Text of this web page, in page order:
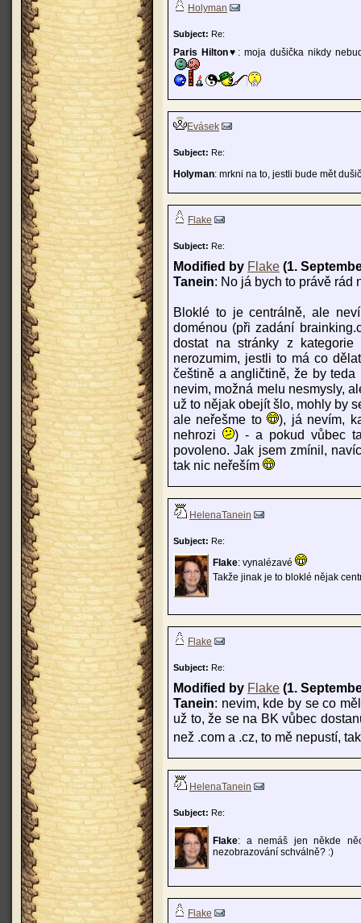
Holyman
Subject: Re:
Paris Hilton♥ : moja dušička nikdy
Evásek
Subject: Re:
Holyman: mrkni na to, jestli bude mět
Flake
Subject: Re:
Modified by Flake (1.
Tanein: No já bych to právě rád
Bloklé to je centrálně, ale
doménou (při zadání
dostat na stránky z
nerozumim, jestli to má co
češtině a angličtině, že by
nevim, možná melu nesmysly,
už to nějak obejít šlo, mohly by
ale neřešme to
), já nevím,
nehrozi
) - a pokud vůbec
povoleno. Jak jsem zmínil,
tak nic neřeším
HelenaTanein
Subject: Re:
Flake: vynalézavé
Takže jinak je to bloklé nějak
Flake
Subject: Re:
Modified by Flake (1.
Tanein: nevim, kde by se co
už to, že se na BK vůbec
než .com a .cz, to mě nepustí,
HelenaTanein
Subject: Re:
Flake: a nemáš jen někde
nezobrazování schválně? :)
Flake